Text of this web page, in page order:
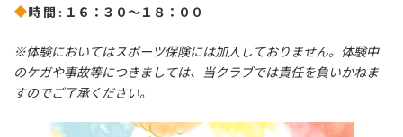
時 間 : １６：３０～１８：００
※体験においてはスポーツ保険には加入しておりません。体験中
のケガや事故等につきましては、当クラブでは責任を負いかねま
すのでご了承ください。